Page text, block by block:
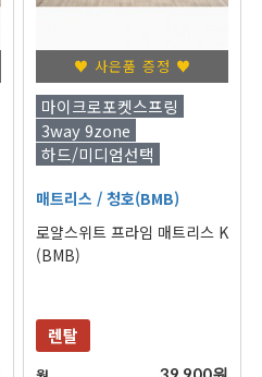
♥ 사은품 증정 ♥
마이크로포켓스프링
3way 9zone
하드/미디엄선택
매트리스 / 청호(BMB)
로얄스위트 프라임 매트리스 K
(BMB)
렌탈